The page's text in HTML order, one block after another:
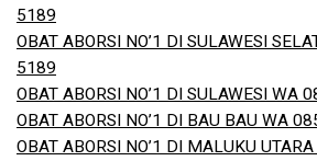
5189
OBAT ABORSI NO’1 DI SULAWESI
5189
OBAT ABORSI NO’1 DI SULAWESI WA
OBAT ABORSI NO’1 DI BAU BAU WA
OBAT ABORSI NO’1 DI MALUKU